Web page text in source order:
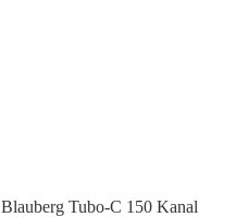
Blauberg Tubo-C 150 Kanal